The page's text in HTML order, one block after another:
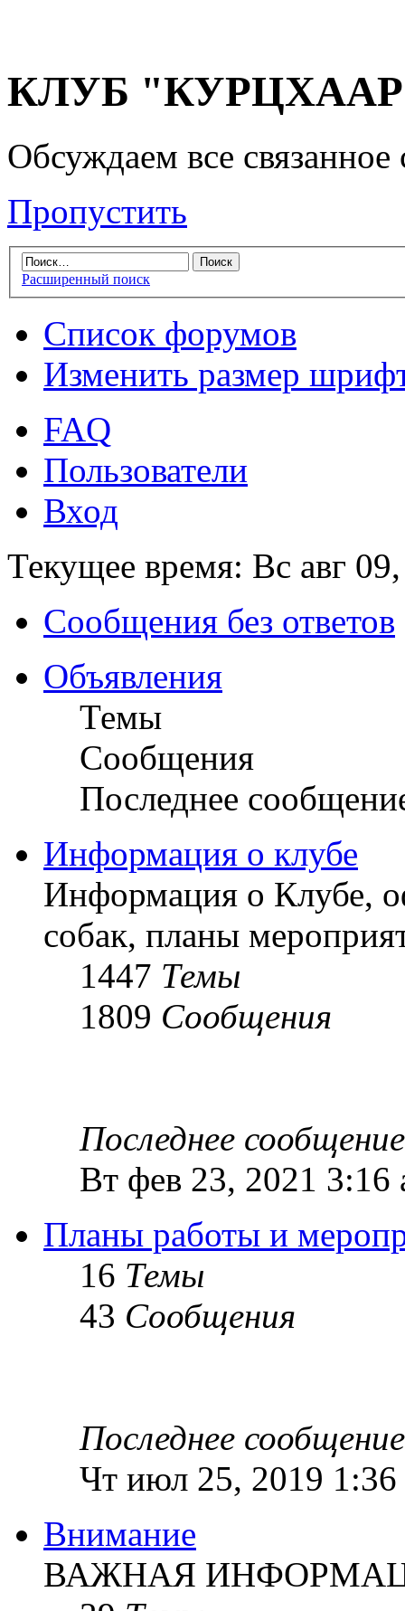
КЛУБ "КУРЦХААР"
Обсуждаем все
Пропустить
Расширенный поиск
Список форумов
Изменить размер
FAQ
Пользователи
Вход
Текущее время: Вс авг
Сообщения без ответов
Объявления
Темы
Сообщения
Последнее
Информация о клубе
Информация о Клубе,
собак, планы
1447 Темы
1809 Сообщения
Последнее сообщение
Вт фев 23, 2021 3:16
Планы работы и
16 Темы
43 Сообщения
Последнее сообщение
Чт июл 25, 2019 1:36
Внимание
ВАЖНАЯ